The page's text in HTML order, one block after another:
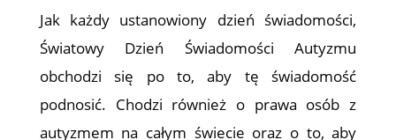
Jak każdy ustanowiony dzień świadomości,
Światowy Dzień Świadomości Autyzmu
obchodzi się po to, aby tę świadomość
podnosić. Chodzi również o prawa osób z
autyzmem na całym świecie oraz o to, aby